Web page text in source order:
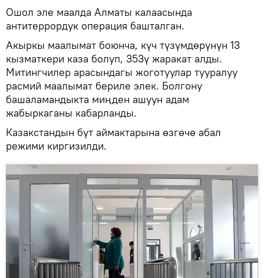
Ошол эле маалда Алматы калаасында
антитеррордук операция башталган.
Акыркы маалымат боюнча, күч түзүмдөрүнүн 13
кызматкери каза болуп, 353ү жаракат алды.
Митингчилер арасындагы жоготуулар тууралуу
расмий маалымат бериле элек. Болгону
башаламандыкта миңден ашуун адам
жабыркаганы кабарланды.
Казакстандын бүт аймактарына өзгөчө абал
режими киргизилди.